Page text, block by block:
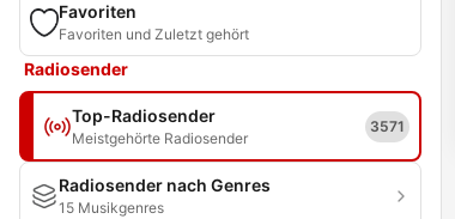
Favoriten
Favoriten und Zuletzt gehört
Radiosender
Top-Radiosender
Meistgehörte Radiosender
3571
Radiosender nach Genres
15 Musikgenres